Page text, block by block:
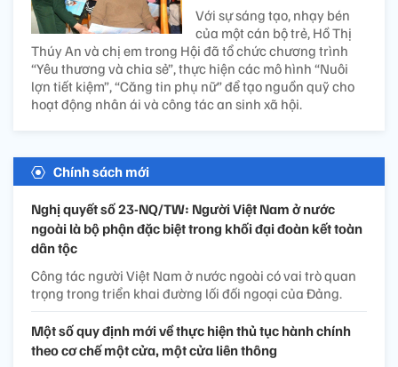
Với sự sáng tạo, nhạy bén
của một cán bộ trẻ, Hồ Thị
Thúy An và chị em trong Hội đã tổ chức chương trình
“Yêu thương và chia sẻ”, thực hiện các mô hình “Nuôi
lợn tiết kiệm”, “Căng tin phụ nữ” để tạo nguồn quỹ cho
hoạt động nhân ái và công tác an sinh xã hội.
Chính sách mới
Nghị quyết số 23-NQ/TW: Người Việt Nam ở nước
ngoài là bộ phận đặc biệt trong khối đại đoàn kết toàn
dân tộc
Công tác người Việt Nam ở nước ngoài có vai trò quan
trọng trong triển khai đường lối đối ngoại của Đảng.
Một số quy định mới về thực hiện thủ tục hành chính
theo cơ chế một cửa, một cửa liên thông